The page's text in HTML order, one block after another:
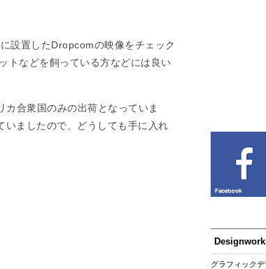
設置したDropcomの映像をチェック
トなどを飼っている方などには良い
合衆国のみの出荷となっていま
ましたので、どうしても手に入れ
グラフィック